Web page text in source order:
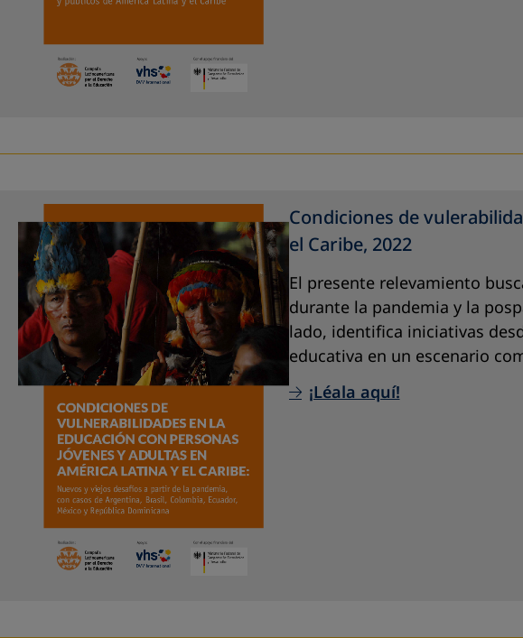
Condiciones de
el Caribe, 2022
El presente relevamiento
durante la pandemia y la
lado, identifica iniciativas
educativa en un escenario
¡Léala aquí!